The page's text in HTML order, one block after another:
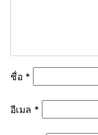
ชื่อ *
อีเมล *